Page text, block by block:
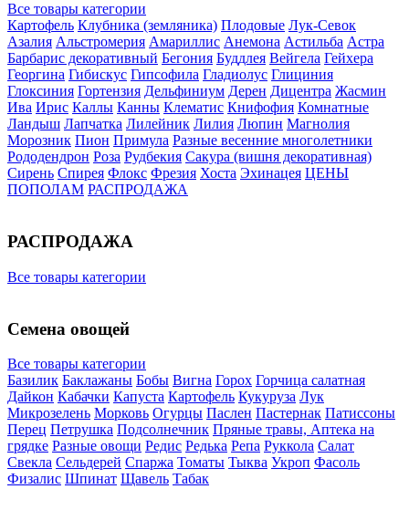
Все товары категории
Картофель Клубника (земляника) Плодовые Лук-Севок
Азалия Альстромерия Амариллис Анемона Астильба Астра
Барбарис декоративный Бегония Буддлея Вейгела Гейхера
Георгина Гибискус Гипсофила Гладиолус Глициния
Глоксиния Гортензия Дельфиниум Дерен Дицентра Жасмин
Ива Ирис Каллы Канны Клематис Книфофия Комнатные
Ландыш Лапчатка Лилейник Лилия Люпин Магнолия
Морозник Пион Примула Разные весенние многолетники
Рододендрон Роза Рудбекия Сакура (вишня декоративная)
Сирень Спирея Флокс Фрезия Хоста Эхинацея ЦЕНЫ
ПОПОЛАМ РАСПРОДАЖА
РАСПРОДАЖА
Все товары категории
Семена овощей
Все товары категории
Базилик Баклажаны Бобы Вигна Горох Горчица салатная
Дайкон Кабачки Капуста Картофель Кукуруза Лук
Микрозелень Морковь Огурцы Паслен Пастернак Патиссоны
Перец Петрушка Подсолнечник Пряные травы, Аптека на
грядке Разные овощи Редис Редька Репа Руккола Салат
Свекла Сельдерей Спаржа Томаты Тыква Укроп Фасоль
Физалис Шпинат Щавель Табак